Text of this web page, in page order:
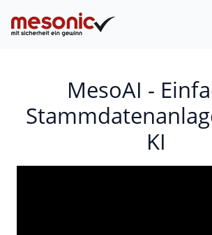
MesoAI -
KI